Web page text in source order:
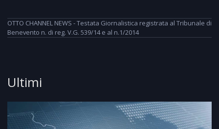
OTTO CHANNEL NEWS - Testata Giornalistica registrata al Tribunale di
Benevento n. di reg. V.G. 539/14 e al n.1/2014
Ultimi